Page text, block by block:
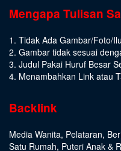
Mengapa Tulisan
1. Tidak Ada Gambar/Foto/
2. Gambar tidak sesuai
3. Judul Pakai Huruf Besar
4. Menambahkan Link atau
Backlink
Media Wanita, Pelataran,
Satu Rumah, Puteri Anak &